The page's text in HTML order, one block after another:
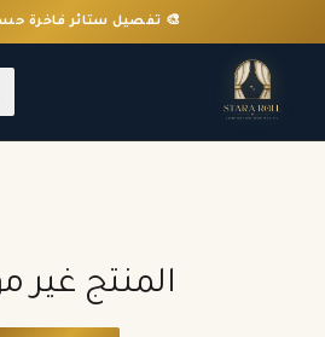
🎨 تفصيل ستائر فاخرة
المنتج غير